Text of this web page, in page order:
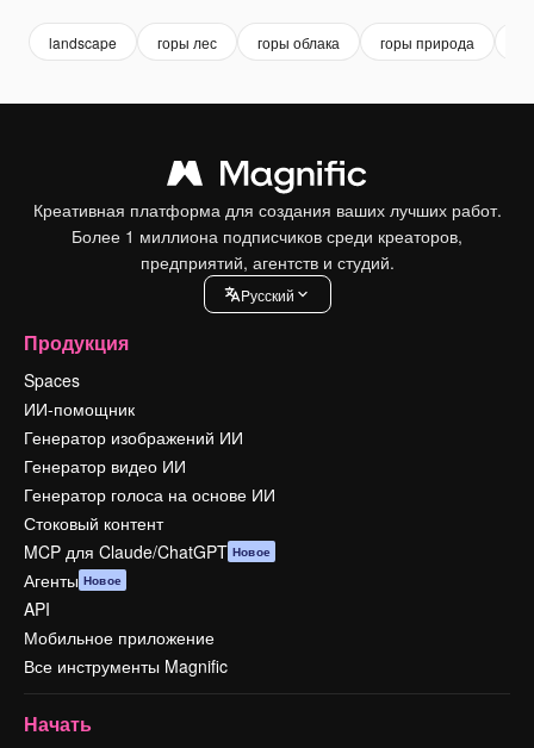
landscape горы лес горы облака горы природа
Креативная платформа для создания ваших лучших работ.
Более 1 миллиона подписчиков среди креаторов,
предприятий, агентств и студий.
Pусский
Продукция
Spaces
ИИ-помощник
Генератор изображений ИИ
Генератор видео ИИ
Генератор голоса на основе ИИ
Стоковый контент
MCP для Claude/ChatGPT Новое
Агенты Новое
API
Мобильное приложение
Все инструменты Magnific
Начать